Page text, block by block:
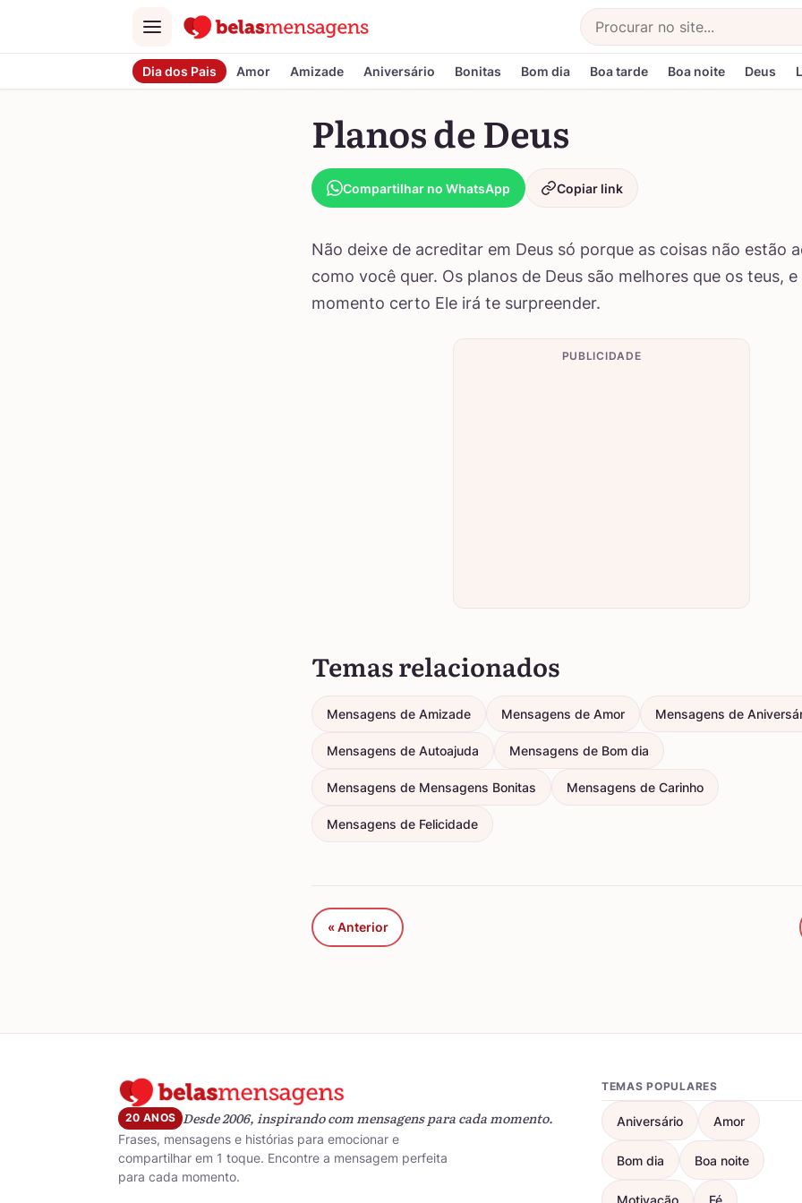
Menu
Buscar
Dia dos Pais Amor Amizade Aniversário Bonitas Bom dia Boa tarde Boa noite Deus
Planos de Deus
Compartilhar no WhatsApp Copiar link
Não deixe de acreditar em Deus só porque as coisas não estão
como você quer. Os planos de Deus são melhores que os teus, e
momento certo Ele irá te surpreender.
PUBLICIDADE
Temas relacionados
Mensagens de Amizade Mensagens de Amor Mensagens de
Mensagens de Autoajuda Mensagens de Bom dia
Mensagens de Mensagens Bonitas Mensagens de Carinho
Mensagens de Felicidade
« Anterior
20 ANOS Desde 2006, inspirando com mensagens para cada momento.
Frases, mensagens e histórias para emocionar e
compartilhar em 1 toque. Encontre a mensagem perfeita
para cada momento.
TEMAS POPULARES
Aniversário Amor
Bom dia Boa noite
Motivação Fé